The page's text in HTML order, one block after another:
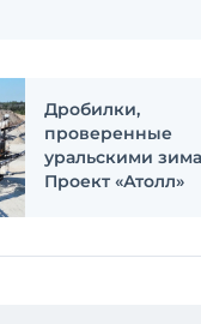
китайские
выпуске
с Экскаватор
Дробилки,
проверенные
уральскими
Проект «Атолл»